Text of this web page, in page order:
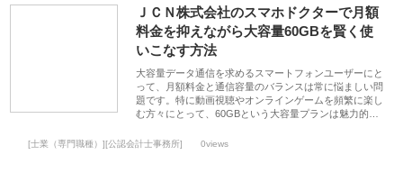
ＪＣＮ株式会社のスマホドクターで月額
料金を抑えながら大容量60GBを賢く使
いこなす方法
大容量データ通信を求めるスマートフォンユーザーにと
って、月額料金と通信容量のバランスは常に悩ましい問
題です。特に動画視聴やオンラインゲームを頻繁に楽し
む方々にとって、60GBという大容量プランは魅力的…
[士業（専門職種）][公認会計士事務所] 0views